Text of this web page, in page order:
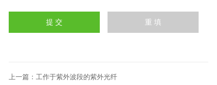
上一篇： 工作于紫外波段的紫外光纤